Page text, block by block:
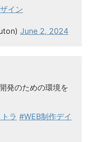
イン
June 2, 2024
発のための環境を
ラ #WEB制作デイ